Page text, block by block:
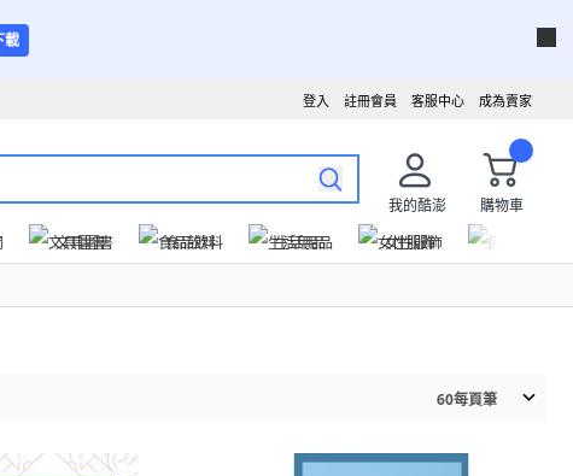
載
成為賣家
客服中心
註冊會員
登入
我的酷澎
購物車
文具圖書 食品飲料 生活用品 女性服飾
60每頁筆